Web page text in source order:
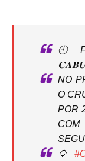
🕘
NO
O
POR
🔷